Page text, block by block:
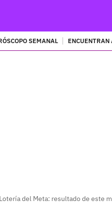
SEMANAL
Lotería del Meta: resultado de este